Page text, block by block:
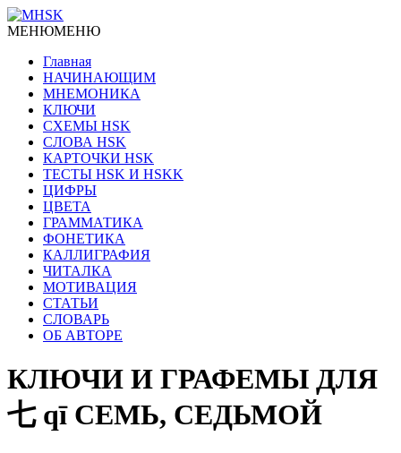
МЕНЮМЕНЮ
Главная
НАЧИНАЮЩИМ
МНЕМОНИКА
КЛЮЧИ
СХЕМЫ HSK
СЛОВА HSK
КАРТОЧКИ HSK
ТЕСТЫ HSK И HSKK
ЦИФРЫ
ЦВЕТА
ГРАММАТИКА
ФОНЕТИКА
КАЛЛИГРАФИЯ
ЧИТАЛКА
МОТИВАЦИЯ
СТАТЬИ
СЛОВАРЬ
ОБ АВТОРЕ
КЛЮЧИ И ГРАФЕМЫ ДЛЯ
七 qī СЕМЬ, СЕДЬМОЙ